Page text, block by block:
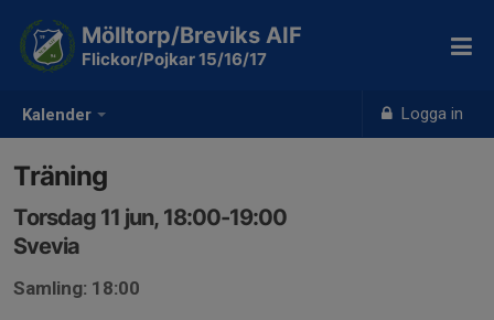
Kalender Logga in
Mölltorp/Breviks AIF
Flickor/Pojkar 15/16/17
Träning
Torsdag 11 jun, 18:00-19:00
Svevia
Samling: 18:00